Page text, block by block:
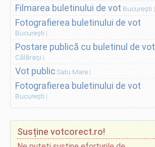
Filmarea buletinului de vot București
Fotografierea buletinului de vot
București
Postare publică cu buletinul de vot
Călărași
Vot public Satu Mare
Fotografierea buletinului de vot
București
Susține votcorect.ro!